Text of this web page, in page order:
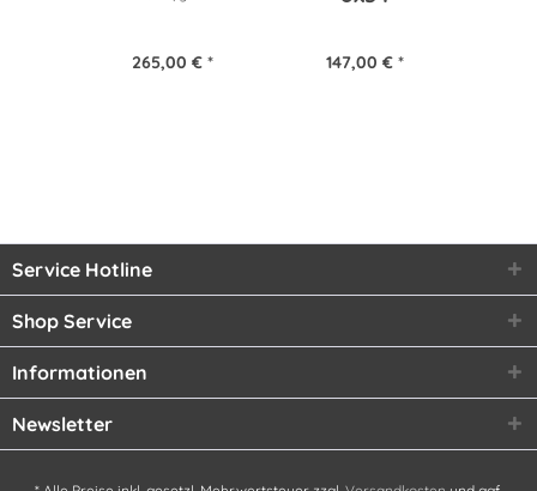
265,00 € * 147,00 € *
Service Hotline
Shop Service
Informationen
Newsletter